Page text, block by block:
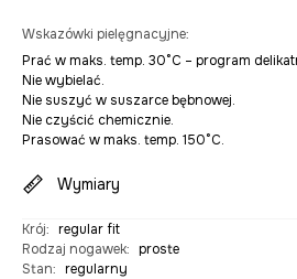
Wskazówki pielęgnacyjne:
Prać w maks. temp. 30°C – program
Nie wybielać.
Nie suszyć w suszarce bębnowej.
Nie czyścić chemicznie.
Prasować w maks. temp. 150°C.
Wymiary
Krój: regular fit
Rodzaj nogawek: proste
Stan: regularny